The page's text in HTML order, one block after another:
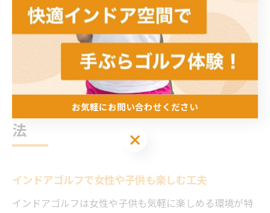
す。集中できる環境と方法を組み合わせることで、質の
高い練習を実現し、着実な上達につなげることができま
女性や子供も楽しめるゴルフレッスン
法
インドアゴルフで女性や子供も楽しむ工夫
インドアゴルフは女性や子供も気軽に楽しめる環境が特
お気軽にお問い合わせください
お気軽にお問い合わせください